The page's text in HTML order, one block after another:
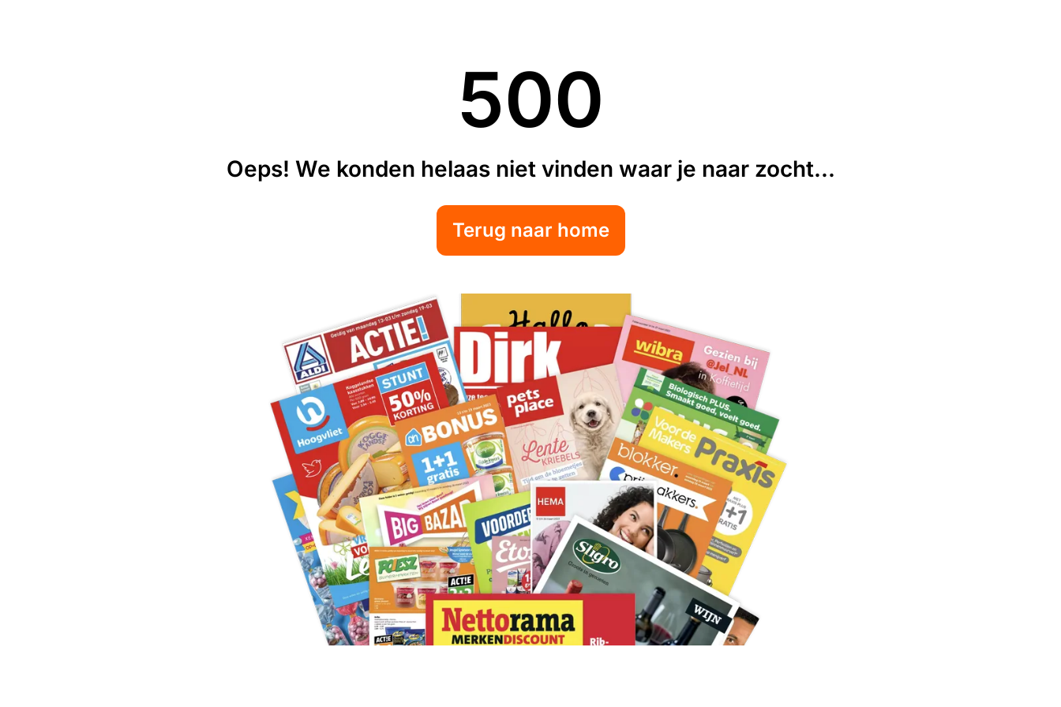
500
Oeps! We konden helaas niet vinden waar je naar zocht...
Terug naar home